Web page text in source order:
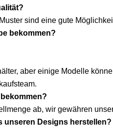
sind eine gute
bekommen?
aber einige Modelle
ab, wir gewähren
unseren Designs herstellen?